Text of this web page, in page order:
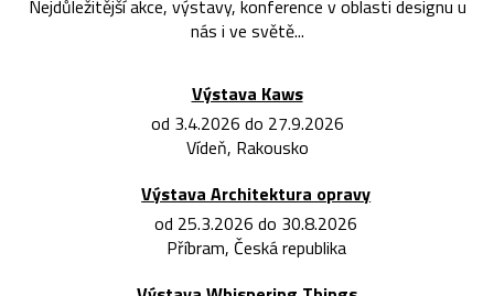
Nejdůležitější akce, výstavy, konference v oblasti designu u
nás i ve světě...
Výstava Kaws
od 3.4.2026 do 27.9.2026
Vídeň, Rakousko
Výstava Architektura opravy
od 25.3.2026 do 30.8.2026
Příbram, Česká republika